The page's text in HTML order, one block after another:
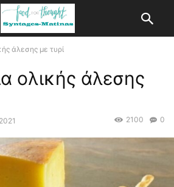
άλεσης με τυρί
ολικής άλεσης
0
2100